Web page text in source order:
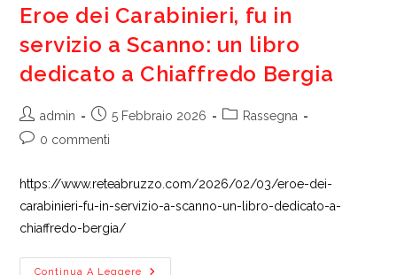
Eroe dei Carabinieri, fu in
servizio a Scanno: un libro
dedicato a Chiaffredo Bergia
Autore
dell'articolo:
admin
Articolo
pubblicato:
5 Febbraio 2026
Categoria
Rassegna
Commenti
0 commenti
https://www.reteabruzzo.com/2026/02/03/eroe-dei-
carabinieri-fu-in-servizio-a-scanno-un-libro-dedicato-a-
chiaffredo-bergia/
Continua A Leggere